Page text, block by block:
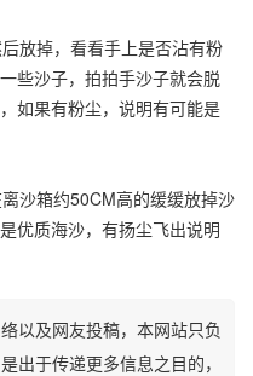
放掉，看看手上是否沾有粉
些沙子，拍拍手沙子就会脱
如果有粉尘，说明有可能是
沙箱约50CM高的缓缓放掉沙
优质海沙，有扬尘飞出说明
以及网友投稿，本网站只负
出于传递更多信息之目的，